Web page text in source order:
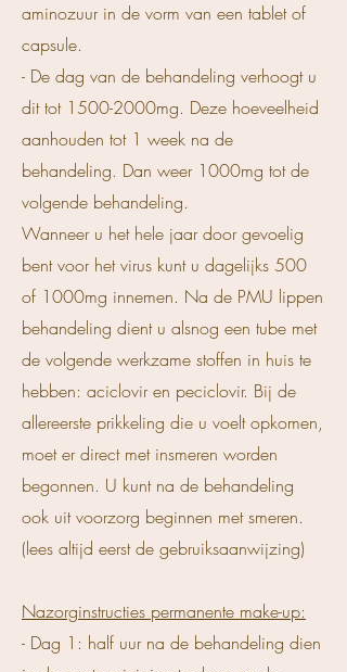
aminozuur in de vorm van een tablet of
capsule.
- De dag van de behandeling verhoogt u
dit tot 1500-2000mg. Deze hoeveelheid
aanhouden tot 1 week na de
behandeling. Dan weer 1000mg tot de
volgende behandeling.
Wanneer u het hele jaar door gevoelig
bent voor het virus kunt u dagelijks 500
of 1000mg innemen. Na de PMU lippen
behandeling dient u alsnog een tube met
de volgende werkzame stoffen in huis te
hebben: aciclovir en peciclovir. Bij de
allereerste prikkeling die u voelt opkomen,
moet er direct met insmeren worden
begonnen. U kunt na de behandeling
ook uit voorzorg beginnen met smeren.
(lees altijd eerst de gebruiksaanwijzing)
Nazorginstructies permanente make-up:
- Dag 1: half uur na de behandeling dien